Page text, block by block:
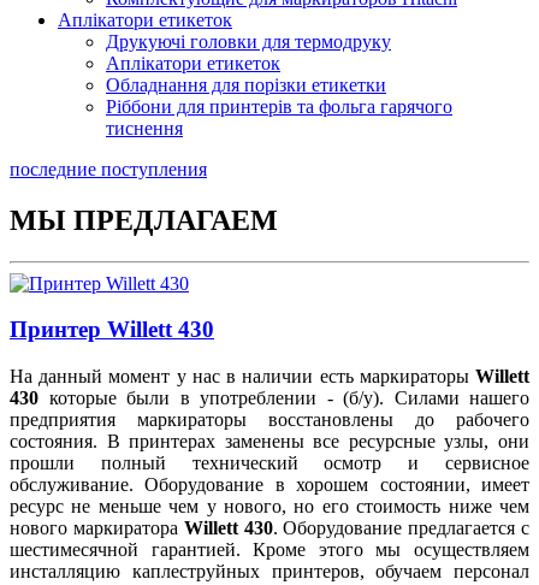
Аплікатори етикеток
Друкуючі головки для термодруку
Аплікатори етикеток
Обладнання для порізки етикетки
Ріббони для принтерів та фольга гарячого
тиснення
последние поступления
МЫ ПРЕДЛАГАЕМ
Принтер Willett 430
На данный момент у нас в наличии есть маркираторы Willett
430 которые были в употреблении - (б/у). Силами нашего
предприятия маркираторы восстановлены до рабочего
состояния. В принтерах заменены все ресурсные узлы, они
прошли полный технический осмотр и сервисное
обслуживание. Оборудование в хорошем состоянии, имеет
ресурс не меньше чем у нового, но его стоимость ниже чем
нового маркиратора Willett 430. Оборудование предлагается с
шестимесячной гарантией. Кроме этого мы осуществляем
инсталляцию каплеструйных принтеров, обучаем персонал